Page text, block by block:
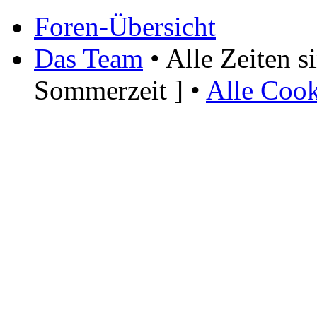
Foren-Übersicht
Das Team • Alle Zeiten
Sommerzeit ] • Alle